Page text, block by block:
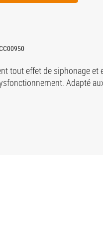
tout effet de siphonage
Adapté